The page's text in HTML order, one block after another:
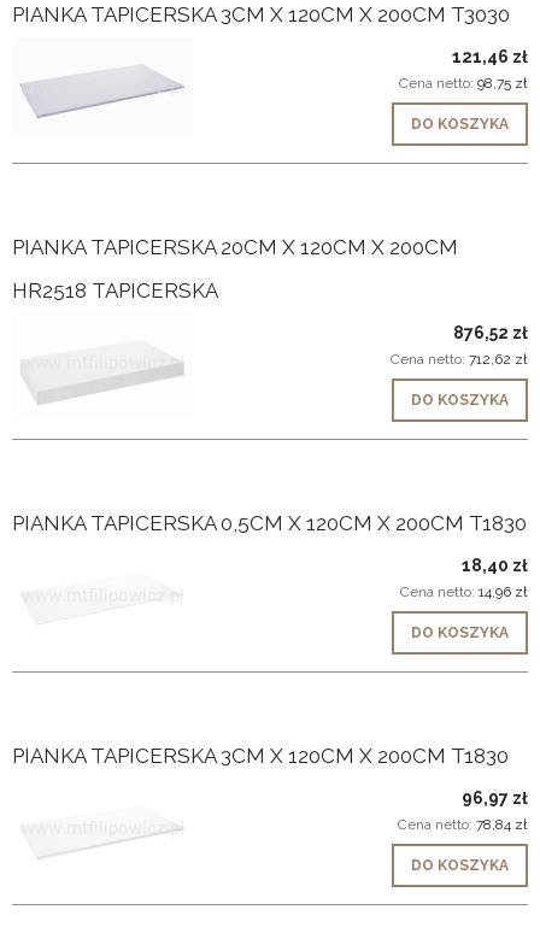
PIANKA TAPICERSKA 3CM X 120CM X 200CM T3030
121,46 zł
Cena netto: 98,75 zł
DO KOSZYKA
PIANKA TAPICERSKA 20CM X 120CM X 200CM
HR2518 TAPICERSKA
876,52 zł
Cena netto: 712,62 zł
DO KOSZYKA
PIANKA TAPICERSKA 0,5CM X 120CM X 200CM T1830
18,40 zł
Cena netto: 14,96 zł
DO KOSZYKA
PIANKA TAPICERSKA 3CM X 120CM X 200CM T1830
96,97 zł
Cena netto: 78,84 zł
DO KOSZYKA